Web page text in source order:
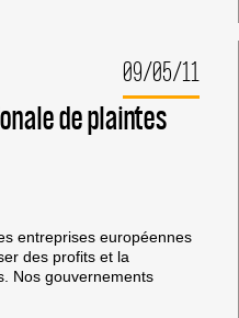
09/05/11
de plaintes
entreprises européennes
des profits et la
Nos gouvernements